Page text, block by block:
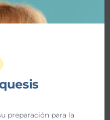
preparación para la